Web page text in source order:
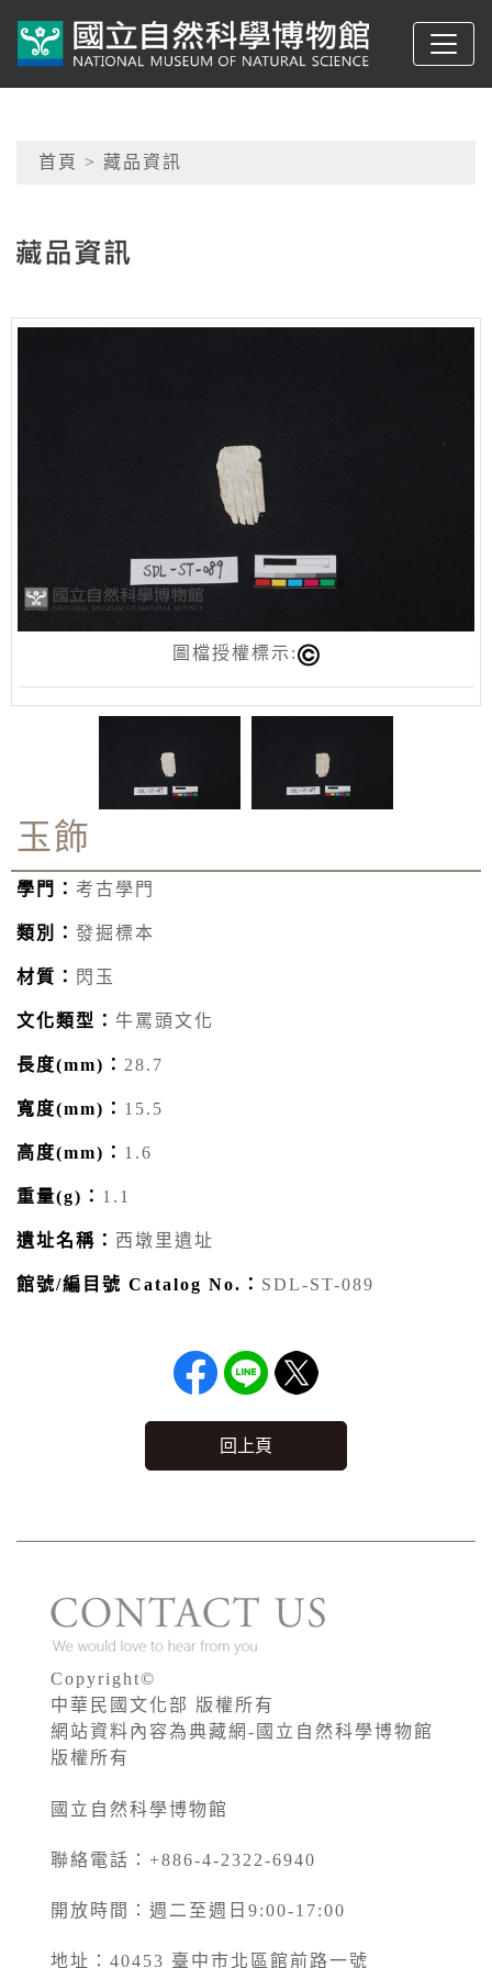
典藏網-國立自然科學
網頁導覽
首頁 > 藏品資訊
圖檔授權標示:
玉飾
學門： 考古學門
類別： 發掘標本
材質： 閃玉
文化類型： 牛罵頭文化
長度(mm)： 28.7
寬度(mm)： 15.5
高度(mm)： 1.6
重量(g)： 1.1
遺址名稱： 西墩里遺址
館號/編目號 Catalog No.： SDL-ST-089
回上頁
Copyright©
中華民國文化部 版權所有
網站資料內容為典藏網-國立自然科學博物館
版權所有
國立自然科學博物館
聯絡電話：+886-4-2322-6940
開放時間：週二至週日9:00-17:00
地址：40453 臺中市北區館前路一號